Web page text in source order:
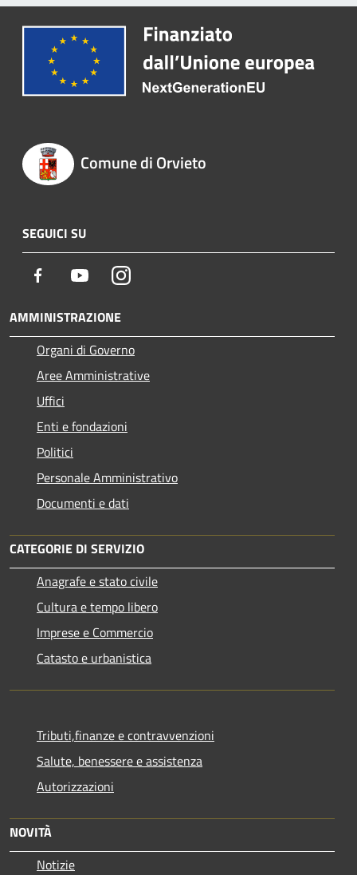
Comune di Orvieto
SEGUICI SU
Facebook YoutubeInstagram
AMMINISTRAZIONE
Organi di Governo
Aree Amministrative
Uffici
Enti e fondazioni
Politici
Personale Amministrativo
Documenti e dati
CATEGORIE DI SERVIZIO
Anagrafe e stato civile
Cultura e tempo libero
Imprese e Commercio
Catasto e urbanistica
Tributi,finanze e contravvenzioni
Salute, benessere e assistenza
Autorizzazioni
NOVITÀ
Notizie